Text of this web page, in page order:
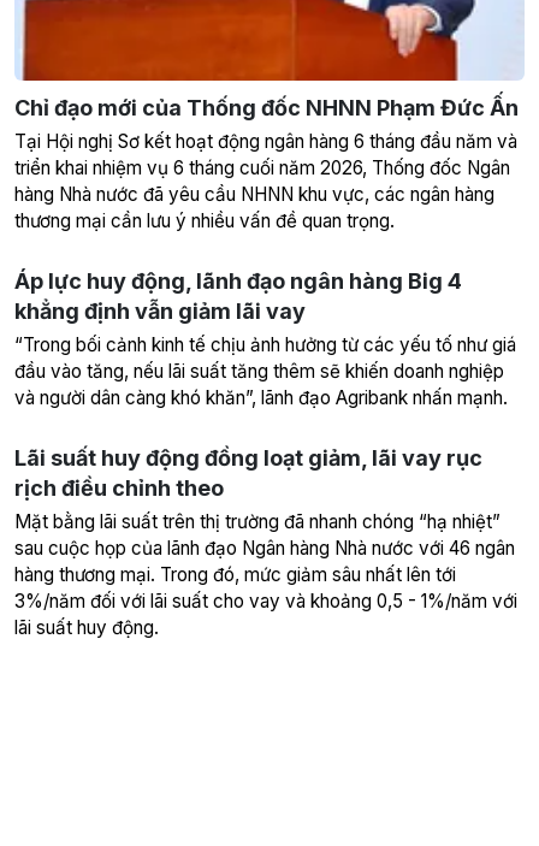
Chỉ đạo mới của Thống đốc NHNN Phạm Đức Ấn
Tại Hội nghị Sơ kết hoạt động ngân hàng 6 tháng đầu năm và
triển khai nhiệm vụ 6 tháng cuối năm 2026, Thống đốc Ngân
hàng Nhà nước đã yêu cầu NHNN khu vực, các ngân hàng
thương mại cần lưu ý nhiều vấn đề quan trọng.
Áp lực huy động, lãnh đạo ngân hàng Big 4
khẳng định vẫn giảm lãi vay
“Trong bối cảnh kinh tế chịu ảnh hưởng từ các yếu tố như giá
đầu vào tăng, nếu lãi suất tăng thêm sẽ khiến doanh nghiệp
và người dân càng khó khăn”, lãnh đạo Agribank nhấn mạnh.
Lãi suất huy động đồng loạt giảm, lãi vay rục
rịch điều chỉnh theo
Mặt bằng lãi suất trên thị trường đã nhanh chóng “hạ nhiệt”
sau cuộc họp của lãnh đạo Ngân hàng Nhà nước với 46 ngân
hàng thương mại. Trong đó, mức giảm sâu nhất lên tới
3%/năm đối với lãi suất cho vay và khoảng 0,5 - 1%/năm với
lãi suất huy động.